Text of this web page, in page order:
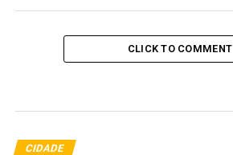
CLICK TO COMMENT
CIDADE